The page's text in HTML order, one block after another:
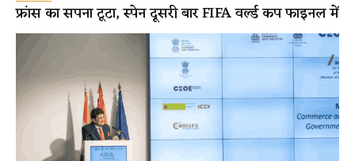
फ्रांस का सपना टूटा, स्पेन दूसरी बार FIFA वर्ल्ड कप फाइनल में